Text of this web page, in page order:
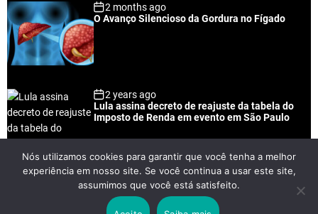
2 months ago
O Avanço Silencioso da Gordura no Fígado
2 years ago
Lula assina decreto de reajuste da tabela do
Imposto de Renda em evento em São Paulo
2 years ago
Lei Rouanet e Petrobras financiam evento em
que Lula pediu votos para Boulos
Nós utilizamos cookies para garantir que você tenha a melhor
experiência em nosso site. Se você continua a usar este site,
assumimos que você está satisfeito.